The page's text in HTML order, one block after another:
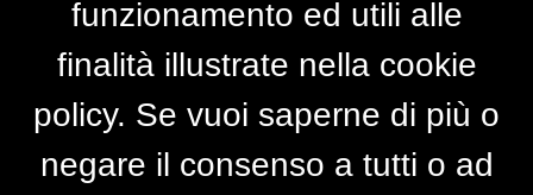
funzionamento ed utili alle
finalità illustrate nella cookie
policy. Se vuoi saperne di più o
negare il consenso a tutti o ad